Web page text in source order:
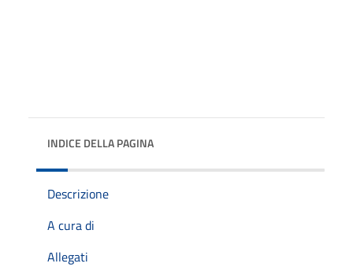
INDICE DELLA PAGINA
Descrizione
A cura di
Allegati